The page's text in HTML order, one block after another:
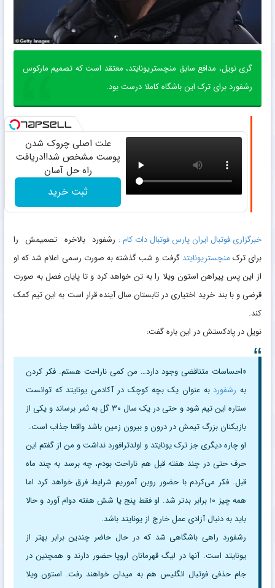
گری نویل، مدافع سابق منچستریونایتد، معتقد است که تصمیم مارکوس
رشفورد برای ترک این باشگاه کاملا درست بود.
علت اصلی چروک شدن
پوست مشخص شد!!دریافت
راه حل آسان
ثبت خرید
خبرگزاری فوتبال ایران پارس فوتبال دات کام : رشفورد بالاخره تصمیمش را
برای ترک منچستریونایتد گرفت و شب گذشته به صورت رسمی اعلام شد که او
از این پس پیراهن استون ویلا را به تن خواهد کرد و تا پایان فصل به صورت
قرضی و با بند خرید اختیاری در تابستان سال آینده قرار است به این تیم کمک
کند.
نویل در پادکستش در این باره گفت:
«احساسات متناقضی وجود دارد… من کمی ناراحت هستم. فکر کردن
به رشفوردبه عنوان یک بچه کوچک در آکادمی یونایتد که توانست
ستاره این تیم شود و حتی در یک سال ۳۰ گل به ثمر برساند و یکی از
بازیکنان بزرگ تیمش در درون و بیرون زمین باشد واقعا جذاب است.
او چاره دیگری جز ترک یونایتد و اولدترافورد نداشت و من از گفتم این
حرف حتی در چند هفته قبل هم ناراحت بودم، چه برسد به چند ماه
قبل. فکر می‌کردم با حضور روبن آموریم شرایط فرق خواهد کرد اما
همه چیز ۱۰ برابر بدتر شد. او فقط پنج یا شش هفته دوام آورد و حالا
باید به دنبال آزادی عمل خارج از یونایتد باشد.
رشفورد راهی باشگاهی شد که در حال حاضر چندین برابر بهتر از
یونایتد است. آنها در لیگ قهرمانان اروپا حضور دارند و همچنین در
جام حذفی فوتبال انگلیس هم به میدان خواهند رفت. استون ویلا